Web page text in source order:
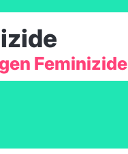
Feminizide